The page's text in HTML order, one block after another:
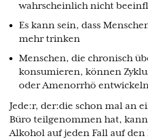
wahrscheinlich nicht
Es kann sein, dass
mehr trinken
Menschen, die chronisch
konsumieren, können
oder Amenorrhö
Jede:r, der:die schon mal an
Büro teilgenommen hat, kann
Alkohol auf jeden Fall auf